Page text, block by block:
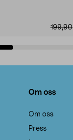
199,90
Om oss
Om oss
Press